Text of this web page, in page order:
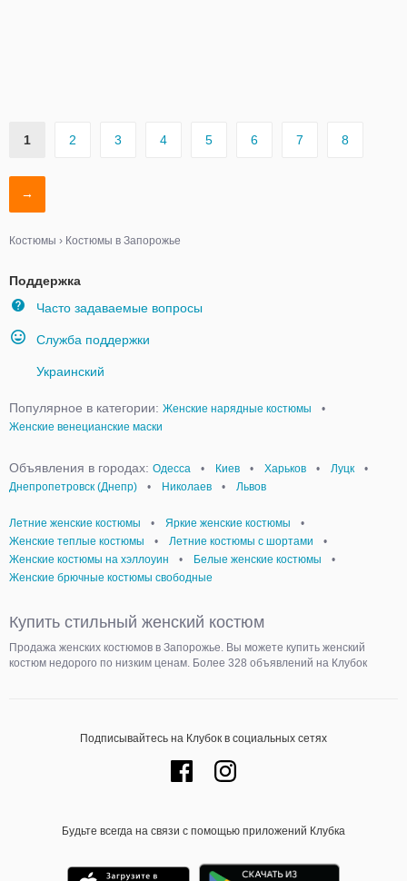
1 2 3 4 5 6 7 8
→
Костюмы › Костюмы в Запорожье
Поддержка
Часто задаваемые вопросы
Служба поддержки
Украинский
Популярное в категории: Женские нарядные костюмы
•
Женские венецианские маски
Объявления в городах: Одесса • Киев • Харьков • Луцк
•
Днепропетровск (Днепр)
• Николаев • Львов
Летние женские костюмы • Яркие женские костюмы
•
Женские теплые костюмы
• Летние костюмы с шортами
•
Женские костюмы на хэллоуин
• Белые женские костюмы
•
Женские брючные костюмы свободные
Купить стильный женский костюм
Продажа женских костюмов в Запорожье. Вы можете купить женский
костюм недорого по низким ценам. Более 328 объявлений на Клубок
Подписывайтесь на Клубок в социальных сетях
Будьте всегда на связи с помощью приложений Клубка